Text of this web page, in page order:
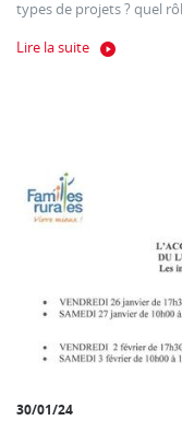
types de projets ? quel
Lire la suite
30/01/24